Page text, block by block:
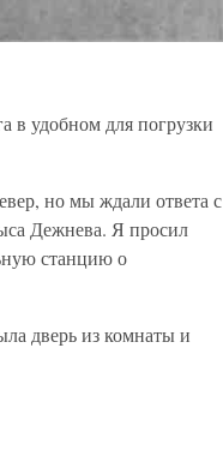
в удобном для погрузки
но мы ждали ответа с
Дежнева. Я просил
станцию о
дверь из комнаты и